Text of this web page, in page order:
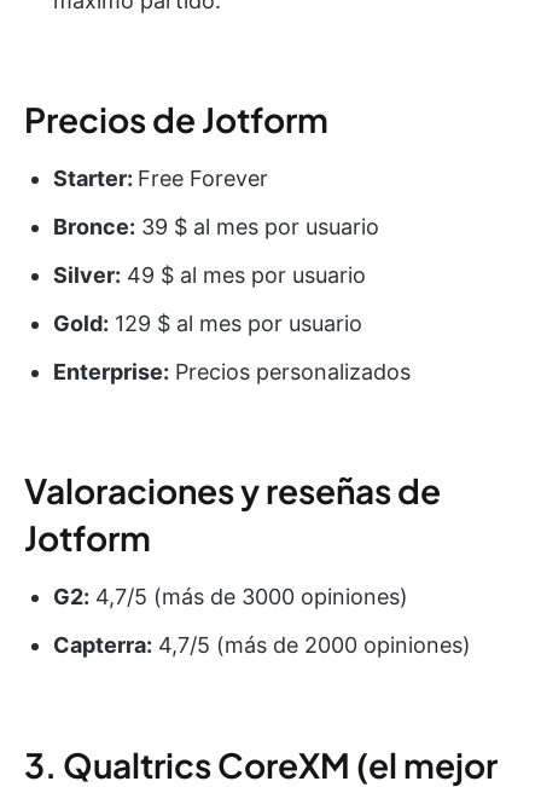
Precios de Jotform
Starter: Free Forever
Bronce: 39 $ al mes por usuario
Silver: 49 $ al mes por usuario
Gold: 129 $ al mes por usuario
Enterprise: Precios personalizados
Valoraciones y reseñas de
Jotform
G2: 4,7/5 (más de 3000 opiniones)
Capterra: 4,7/5 (más de 2000 opiniones)
3. Qualtrics CoreXM (el mejor